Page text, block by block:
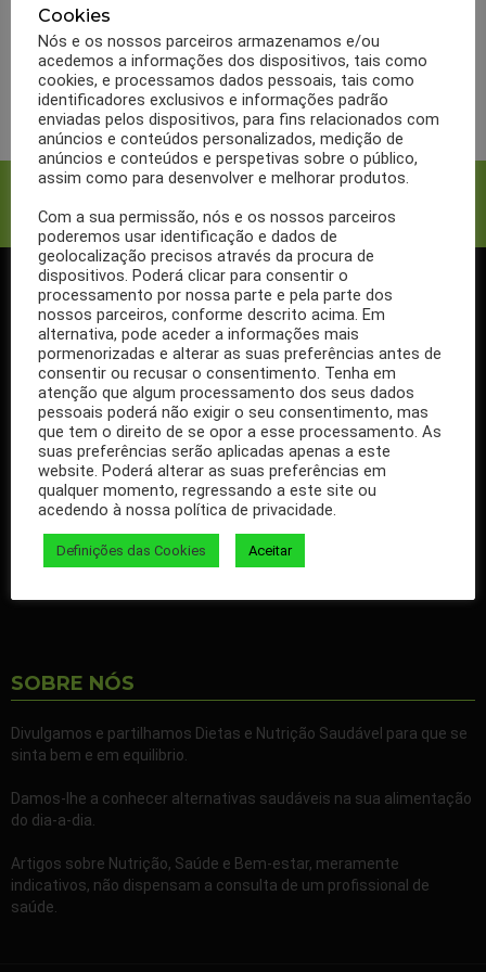
que não deve consumir
LER MAIS
SIGA-NOS NO FACEBOOK
Se ainda não segue a nossa página de Facebook, não espere mais!
Basta clicar no botão Seguir em cima.
Ao seguir a nossa página passa a receber gratuitamente os
nossos artigos no seu Facebook.
Partilhe também a nossa página com todos os seus familiares e
amigos.
SOBRE NÓS
Divulgamos e partilhamos Dietas e Nutrição Saudável para que se
sinta bem e em equilibrio.
Damos-lhe a conhecer alternativas saudáveis na sua alimentação
do dia-a-dia.
Artigos sobre Nutrição, Saúde e Bem-estar, meramente
indicativos, não dispensam a consulta de um profissional de
saúde.
Cookies
Nós e os nossos parceiros armazenamos e/ou
acedemos a informações dos dispositivos, tais como
cookies, e processamos dados pessoais, tais como
identificadores exclusivos e informações padrão
enviadas pelos dispositivos, para fins relacionados com
anúncios e conteúdos personalizados, medição de
anúncios e conteúdos e perspetivas sobre o público,
assim como para desenvolver e melhorar produtos.
Com a sua permissão, nós e os nossos parceiros
poderemos usar identificação e dados de
geolocalização precisos através da procura de
dispositivos. Poderá clicar para consentir o
processamento por nossa parte e pela parte dos
nossos parceiros, conforme descrito acima. Em
alternativa, pode aceder a informações mais
pormenorizadas e alterar as suas preferências antes de
consentir ou recusar o consentimento. Tenha em
atenção que algum processamento dos seus dados
pessoais poderá não exigir o seu consentimento, mas
que tem o direito de se opor a esse processamento. As
suas preferências serão aplicadas apenas a este
website. Poderá alterar as suas preferências em
qualquer momento, regressando a este site ou
acedendo à nossa política de privacidade.
Definições das Cookies Aceitar